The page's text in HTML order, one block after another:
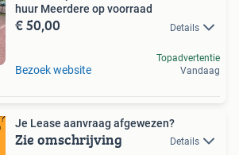
huur Meerdere op voorraad
€ 50,00 Details
Bezoek website
Topadvertentie
Vandaag
Je Lease aanvraag afgewezen?
Zie omschrijving Details